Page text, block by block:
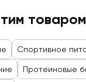
товаром
Спортивное
Протеиновые